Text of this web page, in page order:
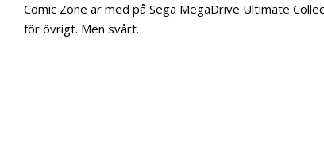
Comic Zone är med på Sega MegaDrive Ultimate
för övrigt. Men svårt.